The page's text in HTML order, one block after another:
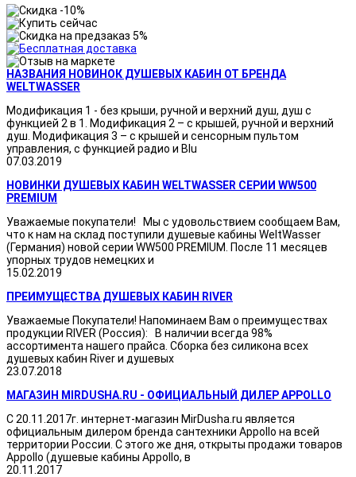
НАЗВАНИЯ НОВИНОК ДУШЕВЫХ КАБИН ОТ БРЕНДА
WELTWASSER
Модификация 1 - без крыши, ручной и верхний душ, душ с
функцией 2 в 1. Модификация 2 – с крышей, ручной и верхний
душ. Модификация 3 – с крышей и сенсорным пультом
управления, с функцией радио и Blu
07.03.2019
НОВИНКИ ДУШЕВЫХ КАБИН WELTWASSER СЕРИИ WW500
PREMIUM
Уважаемые покупатели! Мы с удовольствием сообщаем Вам,
что к нам на склад поступили душевые кабины WeltWasser
(Германия) новой серии WW500 PREMIUM. После 11 месяцев
упорных трудов немецких и
15.02.2019
ПРЕИМУЩЕСТВА ДУШЕВЫХ КАБИН RIVER
Уважаемые Покупатели! Напоминаем Вам о преимуществах
продукции RIVER (Россия): В наличии всегда 98%
ассортимента нашего прайса. Сборка без силикона всех
душевых кабин River и душевых
23.07.2018
МАГАЗИН MIRDUSHA.RU - ОФИЦИАЛЬНЫЙ ДИЛЕР APPOLLO
С 20.11.2017г. интернет-магазин MirDusha.ru является
официальным дилером бренда сантехники Appollo на всей
территории России. С этого же дня, открыты продажи товаров
Appollo (душевые кабины Appollo, в
20.11.2017